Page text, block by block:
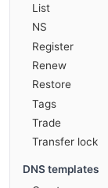
List
NS
Register
Renew
Restore
Tags
Trade
Transfer lock
DNS templates